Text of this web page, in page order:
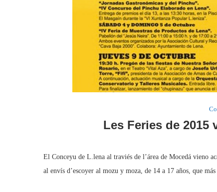
Les Feries de 2015
El Conceyu de L.lena al traviés de l’área de Mocedá vieno
al envís d’escoyer al mozu y moza, de 14 a 17 años, que